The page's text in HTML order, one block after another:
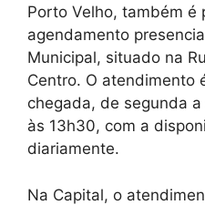
Porto Velho, também é
agendamento
Municipal, situado na
Centro. O atendimento
chegada, de segunda
às 13h30, com a
diariamente.
Na Capital, o